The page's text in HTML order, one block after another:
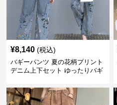
¥8,140 (税込)
バギーパンツ 夏の花柄プリント
デニム上下セット ゆったりバギ